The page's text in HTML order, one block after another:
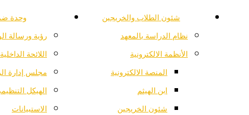
شئون الطلاب والخريجين
نظام الدراسة بالمعهد
الأنظمة الالكترونية
المنصة الالكترونية
ابن الهيثم
شئون الخريجين
وحدة
رؤية ورسالة
اللائحة الداخلية
مجلس إدارة
الهيكل
الاستبيانات